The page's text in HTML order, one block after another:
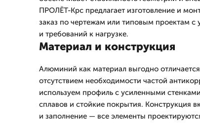
ПРОЛЁТ-Крс предлагает изготовление и
заказ по чертежам или типовым проектам
и требований к нагрузке.
Материал и конструкция
Алюминий как материал выгодно
отсутствием необходимости частой
используем профиль с усиленными
сплавов и стойкие покрытия. Конструкция
и заполнение — все элементы